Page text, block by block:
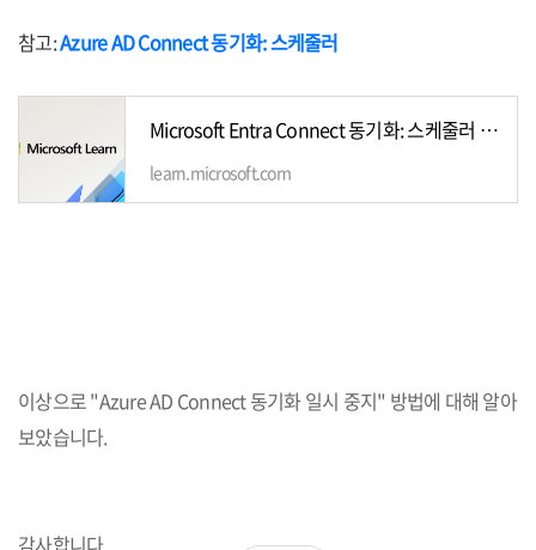
참고:Azure AD Connect 동기화: 스케줄러
Microsoft Entra Connect 동기화: 스케줄러 - Microsoft Entra ID
learn.microsoft.com
이상으로 "Azure AD Connect 동기화 일시 중지" 방법에 대해 알아
보았습니다.
감사합니다.